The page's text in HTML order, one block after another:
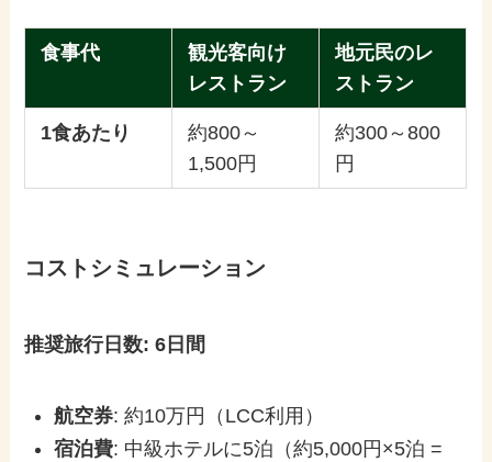
食事代
観光客向け
レストラン
地元民のレ
ストラン
1食あたり
約800～
1,500円
約300～800
円
コストシミュレーション
推奨旅行日数: 6日間
航空券: 約10万円（LCC利用）
宿泊費: 中級ホテルに5泊（約5,000円×5泊 =